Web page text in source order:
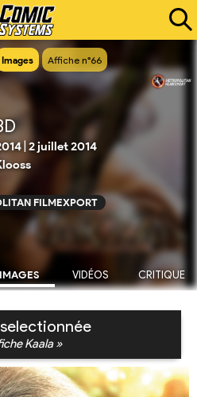
Images Affiche n°66
| 2 juillet 2014
FILMEXPORT
IMAGES VIDÉOS CRITIQUE
Kaala »